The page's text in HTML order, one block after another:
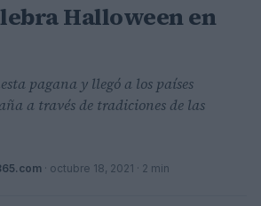
Halloween en
pagana y llegó a los países
a través de tradiciones de las
· octubre 18, 2021 · 2 min